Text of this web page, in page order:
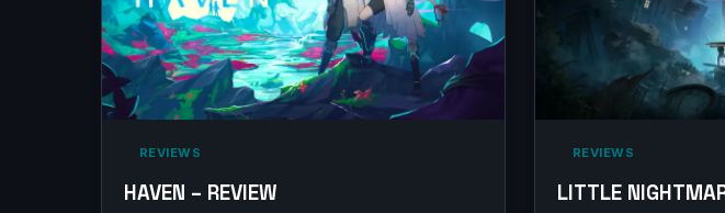
‎ REVIEWS‎
HAVEN – REVIEW
‎ REVIEWS‎
LITTLE